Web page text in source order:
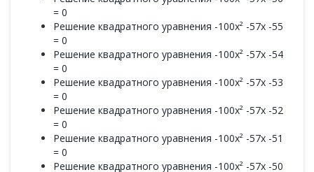
= 0
Решение квадратного уравнения -100x² -57x -55
= 0
Решение квадратного уравнения -100x² -57x -54
= 0
Решение квадратного уравнения -100x² -57x -53
= 0
Решение квадратного уравнения -100x² -57x -52
= 0
Решение квадратного уравнения -100x² -57x -51
= 0
Решение квадратного уравнения -100x² -57x -50